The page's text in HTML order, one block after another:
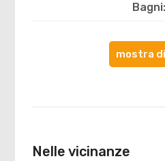
mostra
Nelle vicinanze